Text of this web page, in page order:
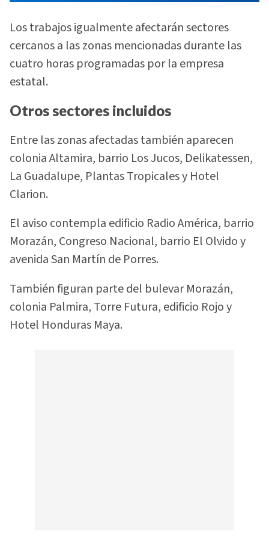
Los trabajos igualmente afectarán sectores
cercanos a las zonas mencionadas durante las
cuatro horas programadas por la empresa
estatal.
Otros sectores incluidos
Entre las zonas afectadas también aparecen
colonia Altamira, barrio Los Jucos, Delikatessen,
La Guadalupe, Plantas Tropicales y Hotel
Clarion.
El aviso contempla edificio Radio América, barrio
Morazán, Congreso Nacional, barrio El Olvido y
avenida San Martín de Porres.
También figuran parte del bulevar Morazán,
colonia Palmira, Torre Futura, edificio Rojo y
Hotel Honduras Maya.